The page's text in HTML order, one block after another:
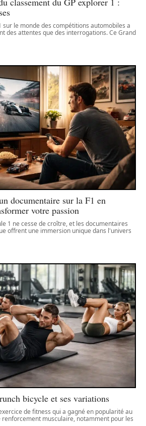
sur le monde des compétitions automobiles a
des attentes que des interrogations. Ce Grand
documentaire sur la F1 en
votre passion
1 ne cesse de croître, et les documentaires
offrent une immersion unique dans l'univers
bicycle et ses variations
de fitness qui a gagné en popularité au
musculaire, notamment pour les